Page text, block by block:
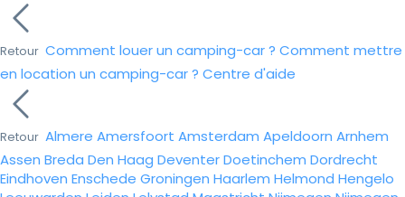
Retour Comment louer un camping-car ? Comment mettre
en location un camping-car ? Centre d'aide
Retour Almere Amersfoort Amsterdam Apeldoorn Arnhem
Assen Breda Den Haag DeventerDoetinchem Dordrecht
Eindhoven Enschede Groningen Haarlem Helmond Hengelo